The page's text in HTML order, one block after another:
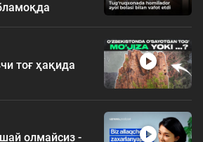
тоғ ҳақида
олмайсиз -